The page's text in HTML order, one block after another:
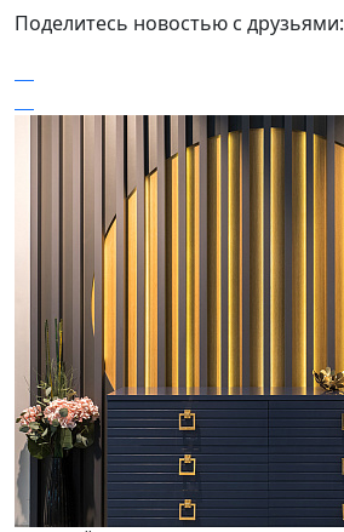
Поделитесь новостью с друзьями: